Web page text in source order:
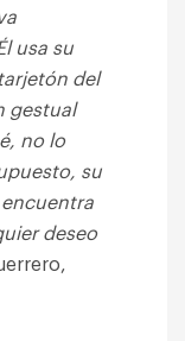
usa su
del
gestual
no lo
su
deseo